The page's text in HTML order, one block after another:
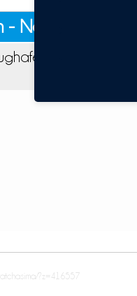
Nakhon
- Nakhon
?z=416557